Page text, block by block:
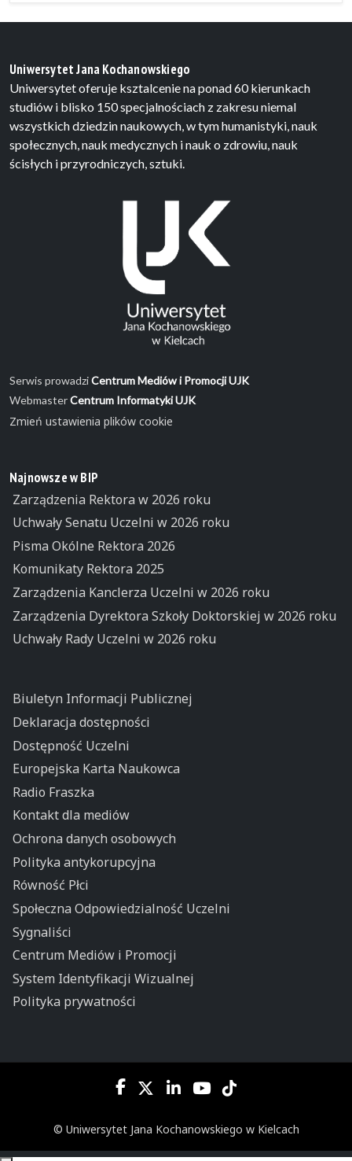
Uniwersytet Jana Kochanowskiego
Uniwersytet oferuje ksztalcenie na ponad 60 kierunkach
studiów i blisko 150 specjalnościach z zakresu niemal
wszystkich dziedzin naukowych, w tym humanistyki, nauk
społecznych, nauk medycznych i nauk o zdrowiu, nauk
ścisłych i przyrodniczych, sztuki.
Serwis prowadziCentrum Mediów i Promocji UJK
WebmasterCentrum Informatyki UJK
Zmień ustawienia plików cookie
Najnowsze w BIP
Zarządzenia Rektora w 2026 roku
Uchwały Senatu Uczelni w 2026 roku
Pisma Okólne Rektora 2026
Komunikaty Rektora 2025
Zarządzenia Kanclerza Uczelni w 2026 roku
Zarządzenia Dyrektora Szkoły Doktorskiej w 2026 roku
Uchwały Rady Uczelni w 2026 roku
Biuletyn Informacji Publicznej
Deklaracja dostępności
Dostępność Uczelni
Europejska Karta Naukowca
Radio Fraszka
Kontakt dla mediów
Ochrona danych osobowych
Polityka antykorupcyjna
Równość Płci
Społeczna Odpowiedzialność Uczelni
Sygnaliści
Centrum Mediów i Promocji
System Identyfikacji Wizualnej
Polityka prywatności
© Uniwersytet Jana Kochanowskiego w Kielcach